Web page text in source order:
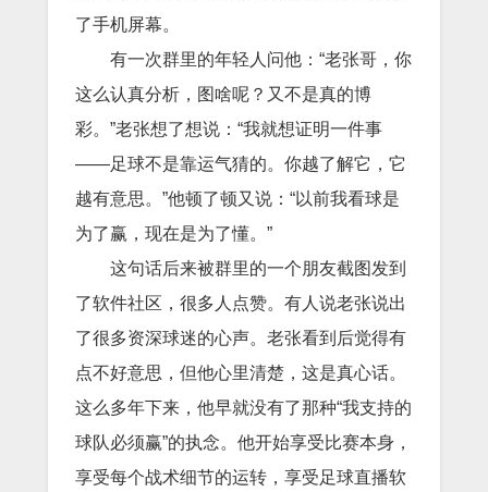
了手机屏幕。
有一次群里的年轻人问他：“老张哥，你
这么认真分析，图啥呢？又不是真的博
彩。”老张想了想说：“我就想证明一件事
——足球不是靠运气猜的。你越了解它，它
越有意思。”他顿了顿又说：“以前我看球是
为了赢，现在是为了懂。”
这句话后来被群里的一个朋友截图发到
了软件社区，很多人点赞。有人说老张说出
了很多资深球迷的心声。老张看到后觉得有
点不好意思，但他心里清楚，这是真心话。
这么多年下来，他早就没有了那种“我支持的
球队必须赢”的执念。他开始享受比赛本身，
享受每个战术细节的运转，享受足球直播软